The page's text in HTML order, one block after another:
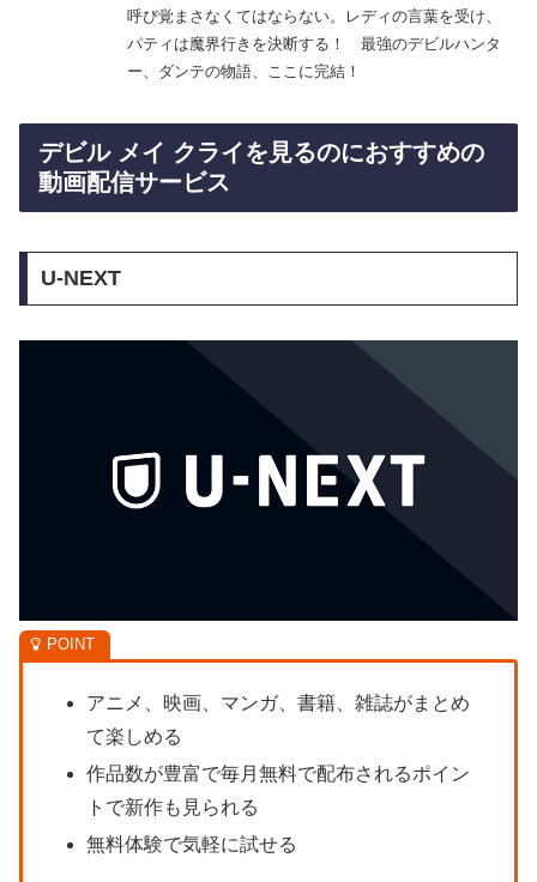
呼び覚まさなくてはならない。レディの言葉を受け、
パティは魔界行きを決断する！ 最強のデビルハンタ
ー、ダンテの物語、ここに完結！
デビル メイ クライを見るのにおすすめの
動画配信サービス
U-NEXT
アニメ、映画、マンガ、書籍、雑誌がまとめ
て楽しめる
作品数が豊富で毎月無料で配布されるポイン
トで新作も見られる
無料体験で気軽に試せる